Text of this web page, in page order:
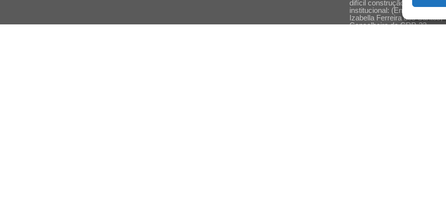
difícil construção do
institucional: (En)cena
Izabella Ferreira dos Santos,
Conselheira do CRP-23